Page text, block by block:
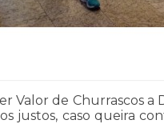
Valor de Churrascos a
justos, caso queira